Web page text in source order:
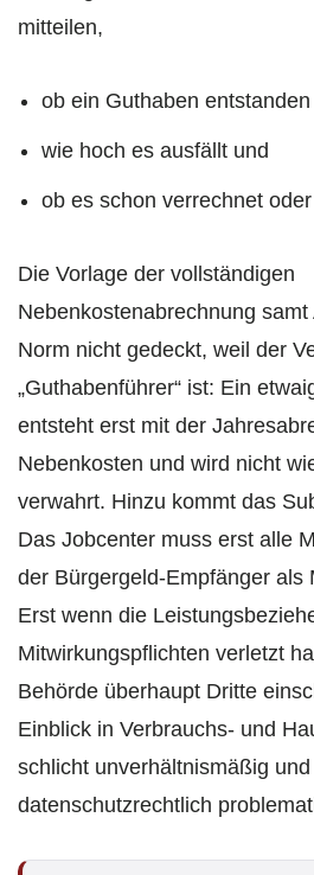
mitteilen,
ob ein Guthaben entstanden
wie hoch es ausfällt und
ob es schon verrechnet
Die Vorlage der vollständigen
Nebenkostenabrechnung
Norm nicht gedeckt, weil der
„Guthabenführer“ ist: Ein
entsteht erst mit der
Nebenkosten und wird nicht
verwahrt. Hinzu kommt das
Das Jobcenter muss erst alle
der Bürgergeld-Empfänger als
Erst wenn die
Mitwirkungs­pflichten verletzt
Behörde überhaupt Dritte
Einblick in Verbrauchs- und
schlicht unverhältnismäßig
datenschutzrechtlich